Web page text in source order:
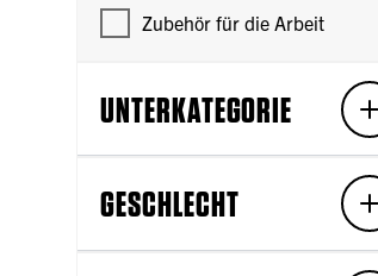
Zubehör für die Arbeit
UNTERKATEGORIE
GESCHLECHT